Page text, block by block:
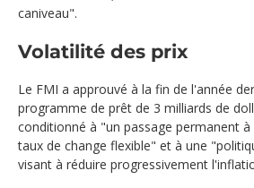
caniveau".
Volatilité des prix
Le FMI a approuvé à la fin de l'année
programme de prêt de 3 milliards de
conditionné à "un passage permanent à
taux de change flexible" et à une
visant à réduire progressivement